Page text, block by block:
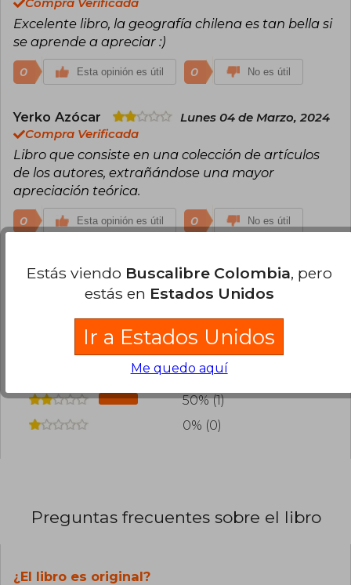
Compra Verificada
Excelente libro, la geografía chilena es tan bella si
se aprende a apreciar :)
0 Esta opinión es útil 0 No es útil
Yerko Azócar
Lunes 04 de Marzo, 2024
Compra Verificada
Libro que consiste en una colección de artículos
de los autores, extrañándose una mayor
apreciación teórica.
0 Esta opinión es útil 0 No es útil
¿Leíste este libro? Inicia sesiónpara poder
agregar tu propia evaluación.
0% (0)
50% (1)
0% (0)
Preguntas frecuentes sobre el libro
¿El libro es original?
Estás viendo Buscalibre Colombia, pero
estás en Estados Unidos
Ir a Estados Unidos
Me quedo aquí